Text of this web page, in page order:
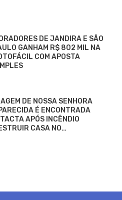
DE JANDIRA E SÃO
GANHAM R$ 802 MIL NA
COM APOSTA
DE NOSSA SENHORA
É ENCONTRADA
APÓS INCÊNDIO
CASA NO…